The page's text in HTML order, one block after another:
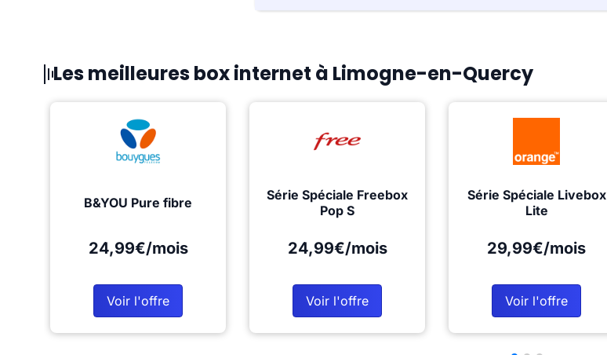
Les meilleures box internet à Limogne-en-Quercy
B&YOU Pure fibre
24,99€/mois
Voir l'offre
Série Spéciale Freebox
Pop S
24,99€/mois
Voir l'offre
Série Spéciale Livebox
Lite
29,99€/mois
Voir l'offre